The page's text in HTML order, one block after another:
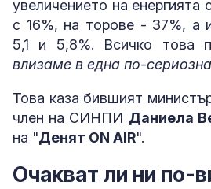
увеличението на енергията
с 16%, на торове - 37%, а
5,1 и 5,8%. Всичко това
влизаме в една по-
Това каза бившият
член на СИНПИ Даниела
на "Денят ON AIR".
Очакват ли ни по-